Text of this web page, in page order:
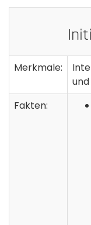
Merkmale:
Fakten: